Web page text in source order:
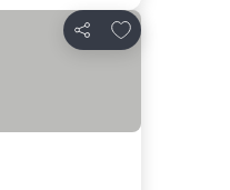
シェア
お気に入りに追